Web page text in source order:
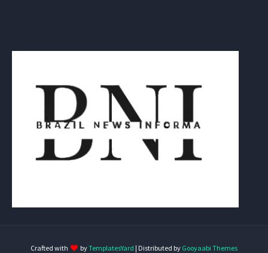
Crafted with byTemplatesYard | Distributed by Gooyaabi Themes